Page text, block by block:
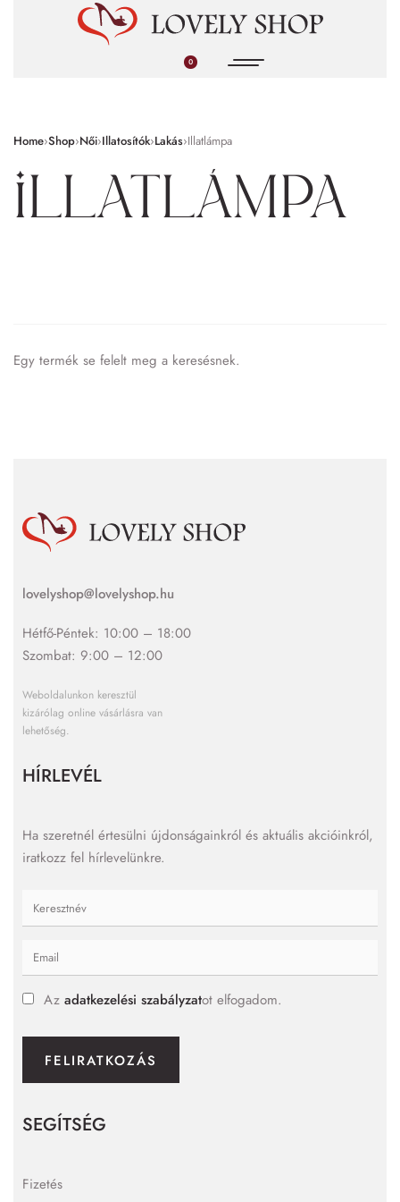
0
Home›Shop›Női›Illatosítók›Lakás›Illatlámpa
Illatlámpa
Egy termék se felelt meg a keresésnek.
lovelyshop@lovelyshop.hu
Hétfő-Péntek: 10:00 – 18:00
Szombat: 9:00 – 12:00
Weboldalunkon keresztül
kizárólag online vásárlásra van
lehetőség.
SEGÍTSÉG
Fizetés
HÍRLEVÉL
Ha szeretnél értesülni újdonságainkról és aktuális akcióinkról,
iratkozz fel hírlevelünkre.
Az adatkezelési szabályzatot elfogadom.
FELIRATKOZÁS